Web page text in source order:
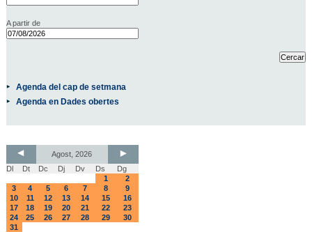
A partir de
Agenda del cap de setmana
Agenda en Dades obertes
Agost, 2026
Dl
Dt Dc Dj Dv Ds
Dg
1
2
3
4 5 6 7 8
9
10
11 12 13 14 15
16
17
18 19 20 21 22
23
24
25 26 27 28 29
30
31